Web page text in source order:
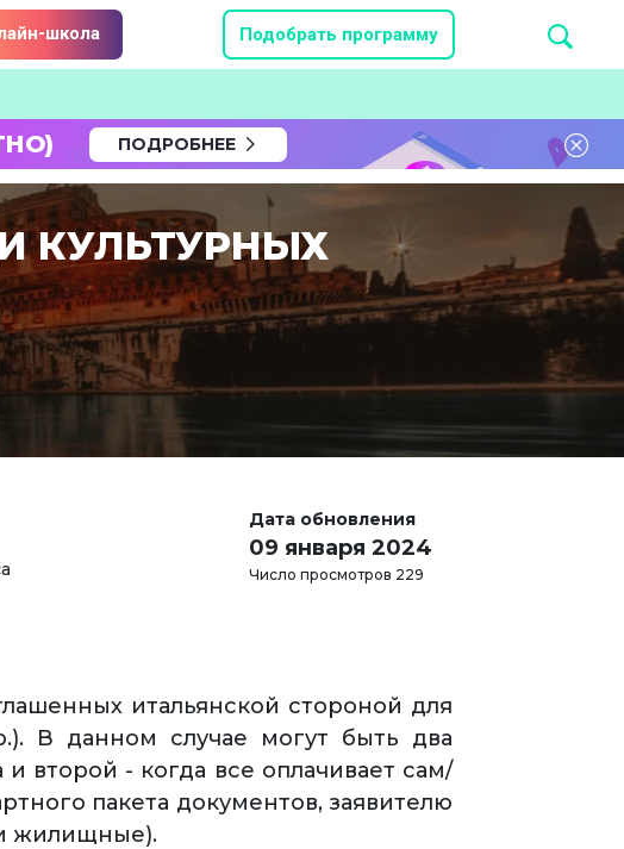
школа Подобрать программу
ПОДРОБНЕЕ
КУЛЬТУРНЫХ
Дата обновления
09 января 2024
Число просмотров 229
итальянской стороной для
В данном случае могут быть два
второй - когда все оплачивает сам/
пакета документов, заявителю
жилищные).